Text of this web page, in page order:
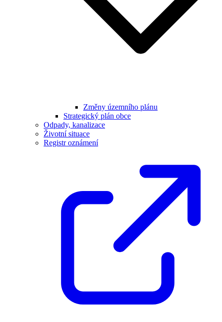
Změny územního plánu
Strategický plán obce
Odpady, kanalizace
Životní situace
Registr oznámení